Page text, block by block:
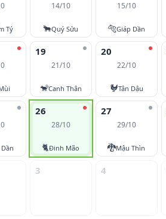
Tý
14/10
🐂Quý Sửu
15/10
🐅Giáp Dần
19
21/10
🐒Canh Thân
20
22/10
🐓Tân Dậu
26
28/10
🐈Đinh Mão
27
29/10
🐉Mậu Thìn
3 4